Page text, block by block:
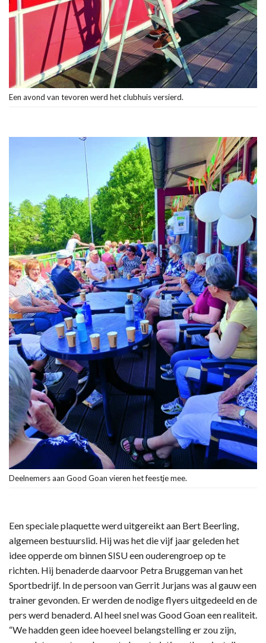
Een avond van tevoren werd het clubhuis versierd.
Deelnemers aan Good Goan vieren het feestje mee.
Een speciale plaquette werd uitgereikt aan Bert Beerling,
algemeen bestuurslid. Hij was het die vijf jaar geleden het
idee opperde om binnen SISU een ouderengroep op te
richten. Hij benaderde daarvoor Petra Bruggeman van het
Sportbedrijf. In de persoon van Gerrit Jurjans was al gauw een
trainer gevonden. Er werden de nodige flyers uitgedeeld en de
pers werd benaderd. Al heel snel was Good Goan een realiteit.
“We hadden geen idee hoeveel belangstelling er zou zijn,